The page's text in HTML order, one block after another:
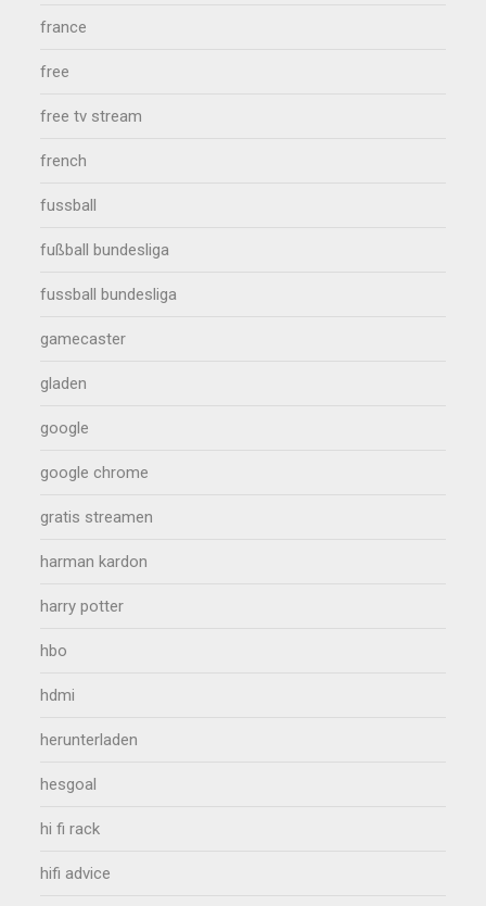
france
free
free tv stream
french
fussball
fußball bundesliga
fussball bundesliga
gamecaster
gladen
google
google chrome
gratis streamen
harman kardon
harry potter
hbo
hdmi
herunterladen
hesgoal
hi fi rack
hifi advice